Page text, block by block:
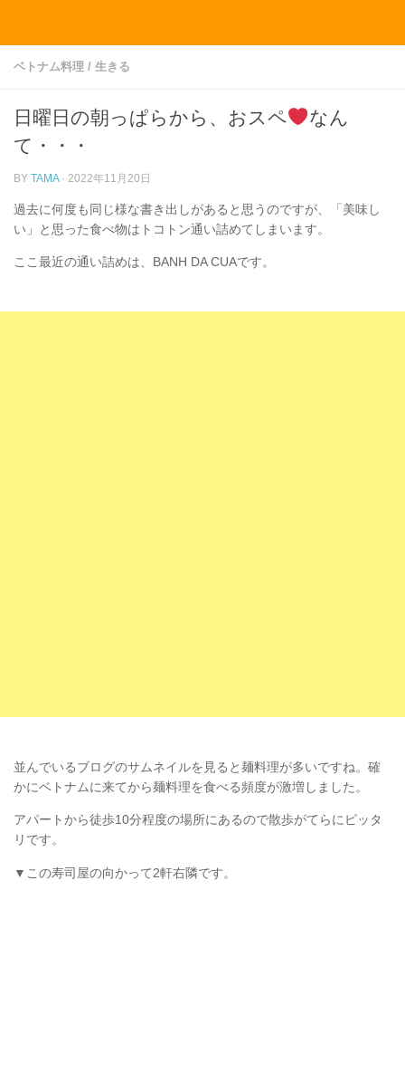
ベトナム料理 / 生きる
日曜日の朝っぱらから、おスペ
なん
て・・・
BY TAMA · 2022年11月20日
過去に何度も同じ様な書き出しがあると思うのですが、「美味し
い」と思った食べ物はトコトン通い詰めてしまいます。
ここ最近の通い詰めは、BANH DA CUAです。
並んでいるブログのサムネイルを見ると麺料理が多いですね。確
かにベトナムに来てから麺料理を食べる頻度が激増しました。
アパートから徒歩10分程度の場所にあるので散歩がてらにピッタ
リです。
▼この寿司屋の向かって2軒右隣です。